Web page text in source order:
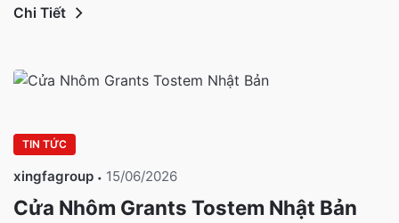
Chi Tiết
TIN TỨC
xingfagroup 15/06/2026
Cửa Nhôm Grants Tostem Nhật Bản